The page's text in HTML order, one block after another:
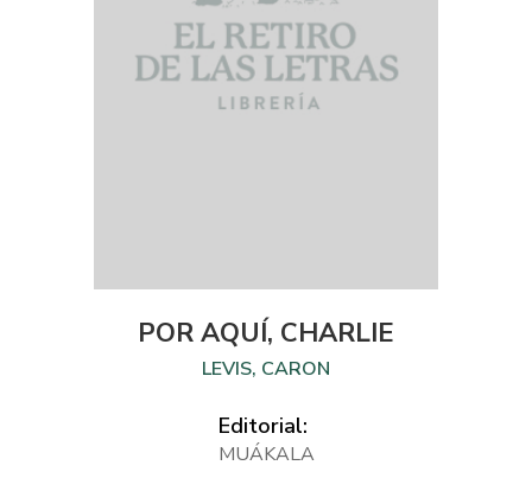
POR AQUÍ, CHARLIE
LEVIS, CARON
Editorial:
MUÁKALA